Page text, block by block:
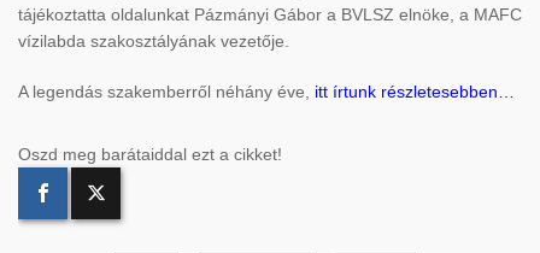
tájékoztatta oldalunkat Pázmányi Gábor a BVLSZ elnöke, a MAFC
vízilabda szakosztályának vezetője.
A legendás szakemberről néhány éve, itt írtunk részletesebben…
Oszd meg barátaiddal ezt a cikket!